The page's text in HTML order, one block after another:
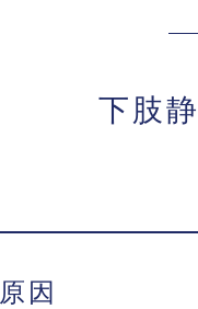
下肢
因